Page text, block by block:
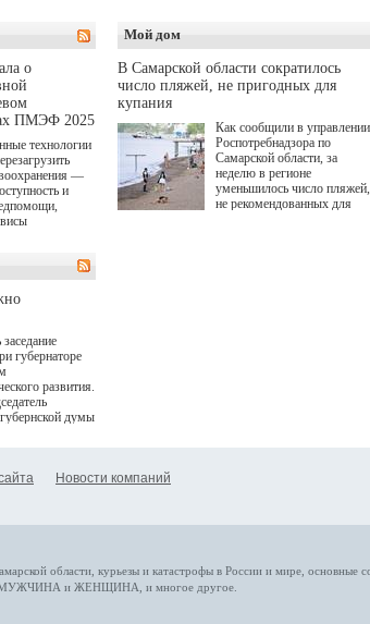
Волкова в роли родителей.
Режиссер-постановщик
проекта — Егор Чичканов
(сериалы "Комбинация", "И
полномочий,
в СИЗО.
подорожания было понятно,
где именно цена "поехала"
вверх и кто её разогнал.
о
ПМЭФ 2025
технологии
—
и
барьерами.
отнести
при работе с
Для
роста
инноваций в
кросс-
Ольга Сорокина,
"Развитие
в рамках
В дискуссии
Мой дом
В Самарской области сократилось
число пляжей, не пригодных для
купания
Как сообщили в управлении
Роспотребнадзора по
Самарской области, за
неделю в регионе
уменьшилось число пляжей,
не рекомендованных для
губернаторе
развития.
думы
Новости компаний
области, курьезы и катастрофы в России и мире , основные
и ЖЕНЩИНА , и многое другое